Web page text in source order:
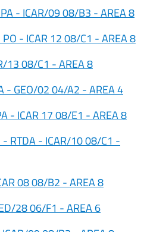
PA - ICAR/09 08/B3 - AREA 8
- ICAR 12 08/C1 - AREA 8
13 08/C1 - AREA 8
- GEO/02 04/A2 - AREA 4
- ICAR 17 08/E1 - AREA 8
- RTDA - ICAR/10 08/C1 -
08 08/B2 - AREA 8
28 06/F1 - AREA 6